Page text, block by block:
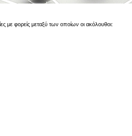
με φορείς μεταξύ των οποίων οι ακόλουθοι: